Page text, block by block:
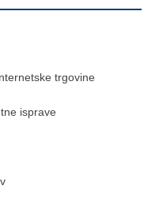
trgovine
isprave